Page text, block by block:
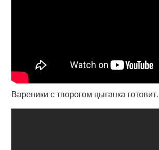
Вареники с творогом цыганка